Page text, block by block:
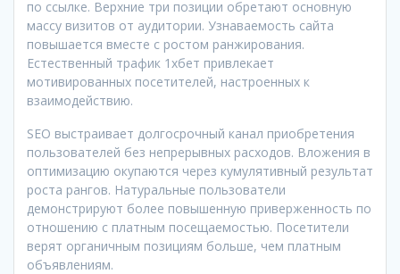
по ссылке. Верхние три позиции обретают основную
массу визитов от аудитории. Узнаваемость сайта
повышается вместе с ростом ранжирования.
Естественный трафик 1хбет привлекает
мотивированных посетителей, настроенных к
взаимодействию.
SEO выстраивает долгосрочный канал приобретения
пользователей без непрерывных расходов. Вложения в
оптимизацию окупаются через кумулятивный результат
роста рангов. Натуральные пользователи
демонстрируют более повышенную приверженность по
отношению с платным посещаемостью. Посетители
верят органичным позициям больше, чем платным
объявлениям.